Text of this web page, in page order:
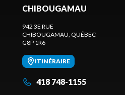
CHIBOUGAMAU
942 3E RUE
CHIBOUGAMAU , QUÉBEC
G8P 1R6
ITINÉRAIRE
418 748-1155